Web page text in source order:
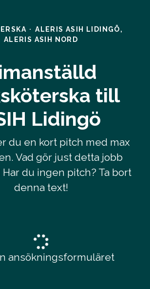
· ALERIS ASIH LIDINGÖ,
ALERIS ASIH NORD
till
Lidingö
du en kort pitch med max
Vad gör just detta jobb
du ingen pitch? Ta bort
denna text!
ansökningsformuläret